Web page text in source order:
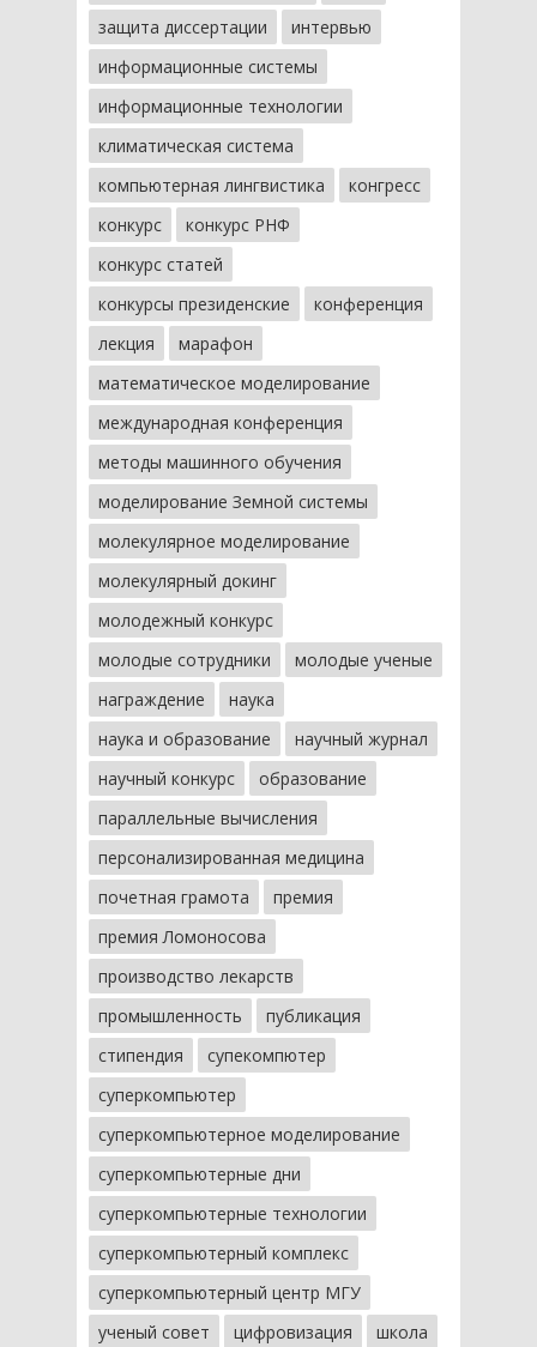
защита диссертации
интервью
информационные системы
информационные технологии
климатическая система
компьютерная лингвистика
конгресс
конкурс
конкурс РНФ
конкурс статей
конкурсы президенские
конференция
лекция
марафон
математическое моделирование
международная конференция
методы машинного обучения
моделирование Земной системы
молекулярное моделирование
молекулярный докинг
молодежный конкурс
молодые сотрудники
молодые ученые
награждение
наука
наука и образование
научный журнал
научный конкурс
образование
параллельные вычисления
персонализированная медицина
почетная грамота
премия
премия Ломоносова
производство лекарств
промышленность
публикация
стипендия
супекомпютер
суперкомпьютер
суперкомпьютерное моделирование
суперкомпьютерные дни
суперкомпьютерные технологии
суперкомпьютерный комплекс
суперкомпьютерный центр МГУ
ученый совет
цифровизация школа